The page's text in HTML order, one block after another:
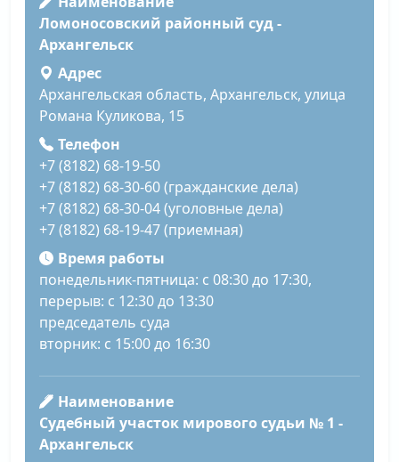
Ломоносовский районный суд -
Архангельск
Адрес
Архангельская область, Архангельск, улица
Романа Куликова, 15
Телефон
+7 (8182) 68-19-50
+7 (8182) 68-30-60 (гражданские дела)
+7 (8182) 68-30-04 (уголовные дела)
+7 (8182) 68-19-47 (приемная)
Время работы
понедельник-пятница: с 08:30 до 17:30,
перерыв: с 12:30 до 13:30
председатель суда
вторник: с 15:00 до 16:30
Наименование
Судебный участок мирового судьи № 1 -
Архангельск